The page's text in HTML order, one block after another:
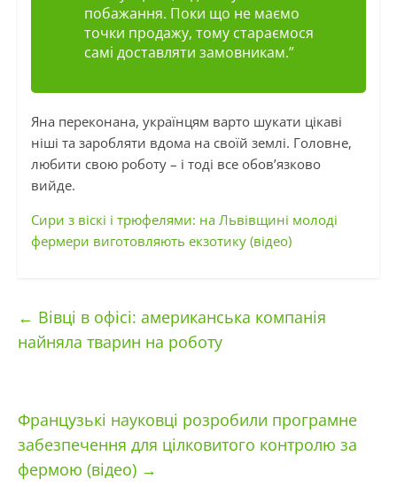
побажання. Поки що не маємо
точки продажу, тому стараємося
самі доставляти замовникам.”
Яна переконана, українцям варто шукати цікаві
ніші та заробляти вдома на своїй землі. Головне,
любити свою роботу – і тоді все обов’язково
вийде.
Сири з віскі і трюфелями: на Львівщині молоді
фермери виготовляють екзотику (відео)
← Вівці в офісі: американська компанія
найняла тварин на роботу
Французькі науковці розробили програмне
забезпечення для цілковитого контролю за
фермою (відео) →